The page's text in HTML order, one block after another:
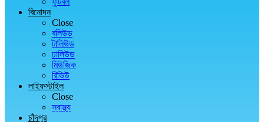
বিনোদন
Close
বলিউড
টালিউড
ঢালিউড
মিউজিক
রিভিউ
লাইফস্টাইল
Close
স্বাস্থ্য
চাঁদপুর